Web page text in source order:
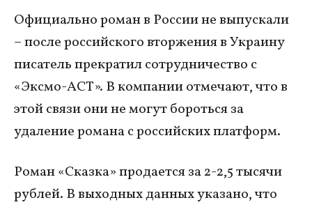
Официально роман в России не выпускали
– после российского вторжения в Украину
писатель прекратил сотрудничество с
«Эксмо-АСТ». В компании отмечают, что в
этой связи они не могут бороться за
удаление романа с российских платформ.
Роман «Сказка» продается за 2-2,5 тысячи
рублей. В выходных данных указано, что